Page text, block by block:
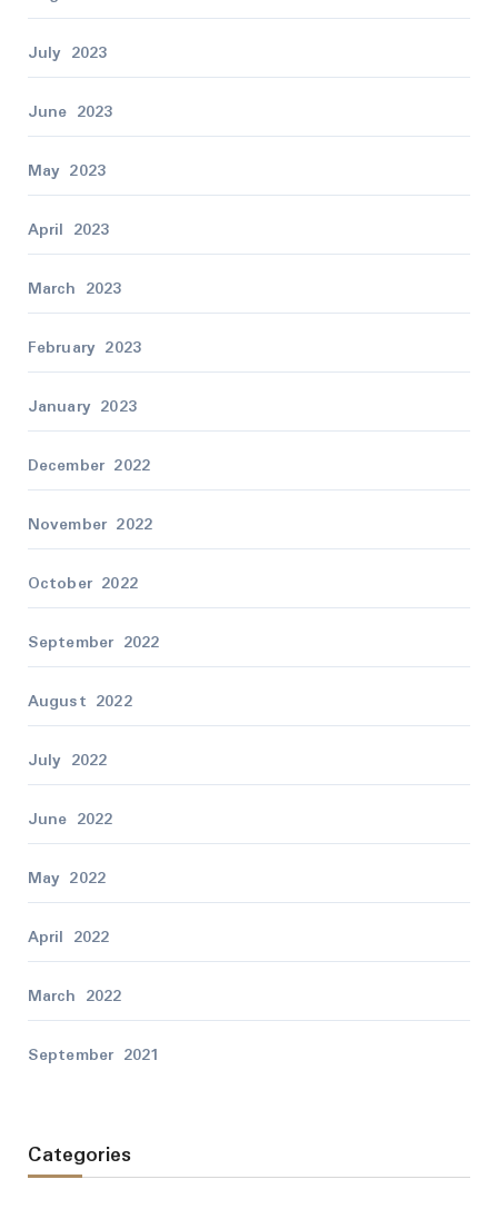
July 2023
June 2023
May 2023
April 2023
March 2023
February 2023
January 2023
December 2022
November 2022
October 2022
September 2022
August 2022
July 2022
June 2022
May 2022
April 2022
March 2022
September 2021
Categories